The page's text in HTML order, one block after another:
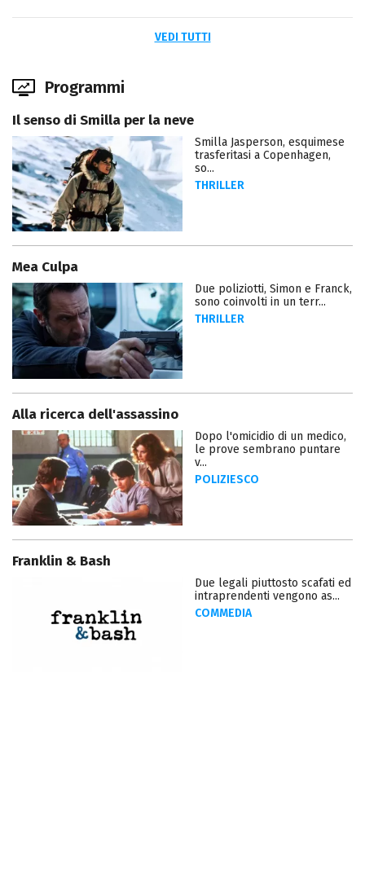
VEDI TUTTI
Programmi
Il senso di Smilla per la neve
Smilla Jasperson, esquimese
trasferitasi a Copenhagen,
so...
THRILLER
Mea Culpa
Due poliziotti, Simon e Franck,
sono coinvolti in un terr...
THRILLER
Alla ricerca dell'assassino
Dopo l'omicidio di un medico,
le prove sembrano puntare
v...
POLIZIESCO
Franklin & Bash
Due legali piuttosto scafati ed
intraprendenti vengono as...
COMMEDIA